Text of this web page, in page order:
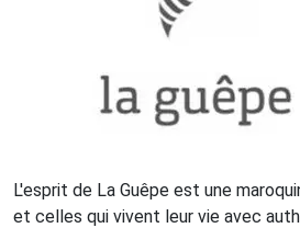
L'esprit de La Guêpe est une
et celles qui vivent leur vie avec